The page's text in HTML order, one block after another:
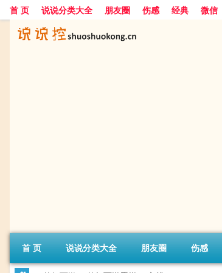
首 页 说说分类大全 朋友圈 伤感 经典 微信
首 页 说说分类大全 朋友圈 伤感